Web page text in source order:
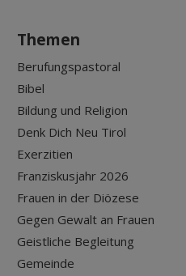
Themen
Berufungspastoral
Bibel
Bildung und Religion
Denk Dich Neu Tirol
Exerzitien
Franziskusjahr 2026
Frauen in der Diözese
Gegen Gewalt an Frauen
Geistliche Begleitung
Gemeinde